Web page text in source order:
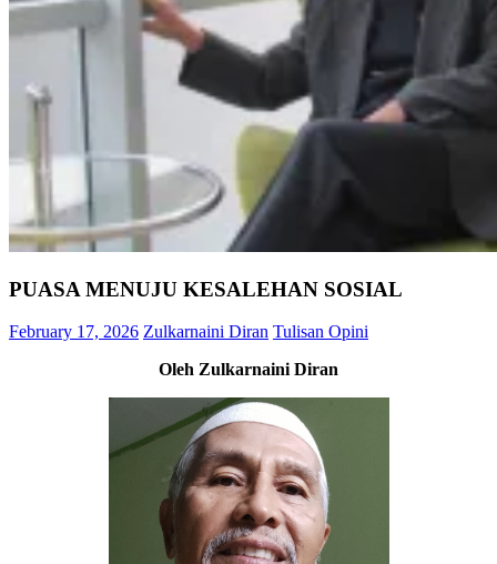
PUASA MENUJU KESALEHAN SOSIAL
February 17, 2026 Zulkarnaini Diran Tulisan Opini
Oleh Zulkarnaini Diran